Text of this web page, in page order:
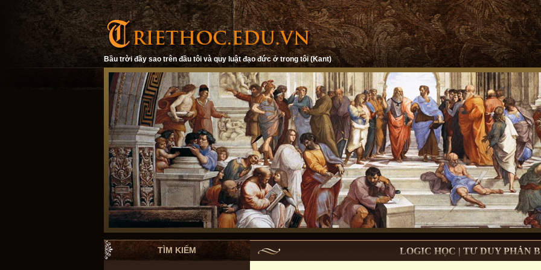
Bầu trời đầy sao trên đầu tôi và quy luật đạo đức ở trong tôi (Kant)
TÌM KIẾM LOGIC HỌC | TƯ DUY PHẢN